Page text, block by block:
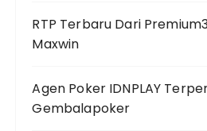
RTP Terbaru Dari
Maxwin
Agen Poker IDNPLAY
Gembalapoker